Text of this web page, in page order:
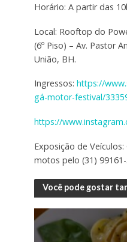
Horário: A partir das
Local: Rooftop do
(6º Piso) – Av. Pastor
União, BH.
Ingressos: https://
gá-motor-festival/
https://
Exposição de
motos pelo (31)
Você pode gostar